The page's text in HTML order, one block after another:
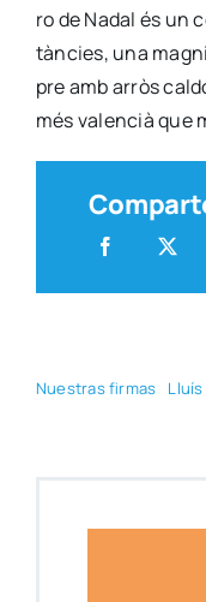
ro de Nadal és un
tàn­cies, una
pre amb arròs
més valen­cià que
Nues­tras fir­mas